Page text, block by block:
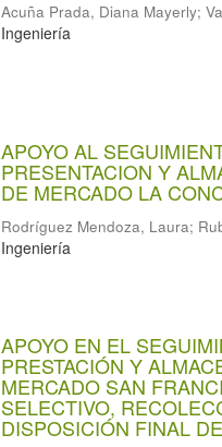
Acuña Prada, Diana Mayerly;
Ingeniería
APOYO AL
PRESENTACION Y
DE MERCADO LA
Rodríguez Mendoza, Laura;
Ingeniería
APOYO EN EL
PRESTACIÓN Y
MERCADO SAN
SELECTIVO,
DISPOSICIÓN FINAL